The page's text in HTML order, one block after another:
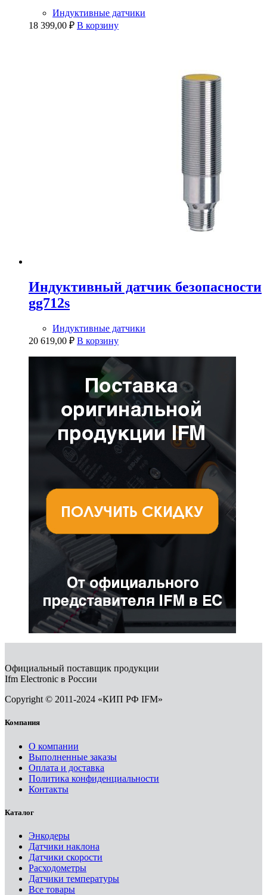
Индуктивные датчики
18 399,00 ₽ В корзину
Индуктивный датчик безопасности
gg712s
Индуктивные датчики
20 619,00 ₽ В корзину
Официальный поставщик продукции
Ifm Electronic в России
Copyright © 2011-2024 «КИП РФ IFM»
Компания
О компании
Выполненные заказы
Оплата и доставка
Политика конфиденциальности
Контакты
Каталог
Энкодеры
Датчики наклона
Датчики скорости
Расходометры
Датчики температуры
Все товары